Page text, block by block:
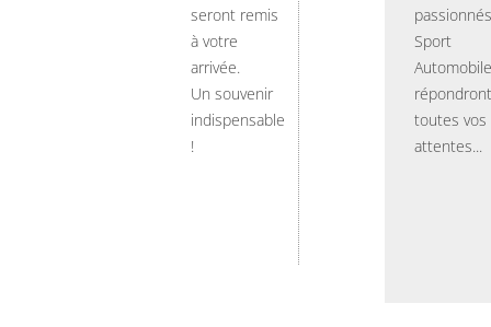
seront remis
à votre
arrivée.
Un souvenir
indispensable
!
Sport
Automobile
toutes vos
attentes...